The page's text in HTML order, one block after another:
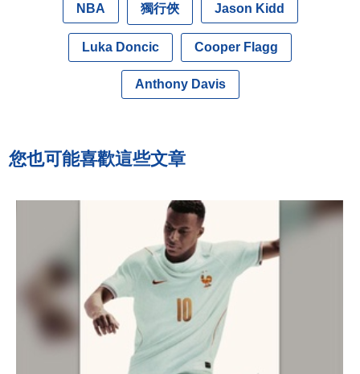
NBA 獨行俠 Jason Kidd
Luka Doncic Cooper Flagg
Anthony Davis
您也可能喜歡這些文章